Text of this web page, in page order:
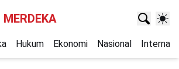
Hukum Ekonomi Nasional